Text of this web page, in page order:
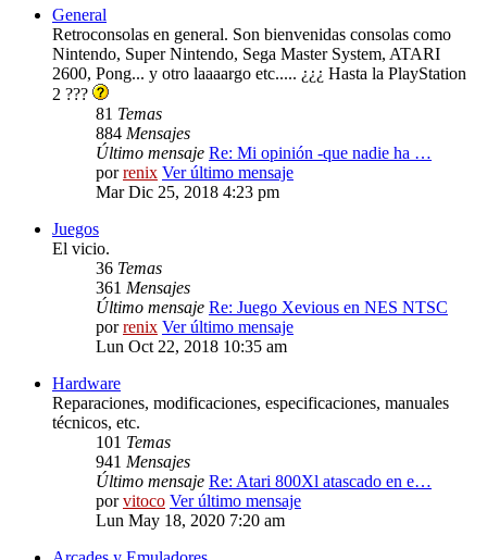
General
Retroconsolas en general. Son bienvenidas consolas como
Nintendo, Super Nintendo, Sega Master System, ATARI
2600, Pong... y otro laaaargo etc..... ¿¿¿ Hasta la PlayStation
2 ???
81 Temas
884 Mensajes
Último mensaje Re: Mi opinión -que nadie ha …
porrenix Ver último mensaje
Mar Dic 25, 2018 4:23 pm
Juegos
El vicio.
36 Temas
361 Mensajes
Último mensaje Re: Juego Xevious en NES NTSC
porrenix Ver último mensaje
Lun Oct 22, 2018 10:35 am
Hardware
Reparaciones, modificaciones, especificaciones, manuales
técnicos, etc.
101 Temas
941 Mensajes
Último mensaje Re: Atari 800Xl atascado en e…
porvitoco Ver último mensaje
Lun May 18, 2020 7:20 am